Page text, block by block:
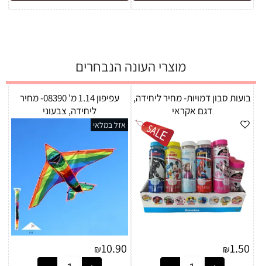
מוצרי העונה הנבחרים
בועות סבון דמויות- מחיר ליחידה,
דגם אקראי
₪1.50
עפיפון 1.14 מ' 08390- מחיר
ליחידה, צבעוני
אזל במלאי
₪10.90